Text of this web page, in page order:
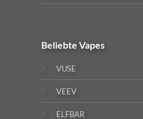
BeliebteVapes
VUSE
VEEV
ELFBAR